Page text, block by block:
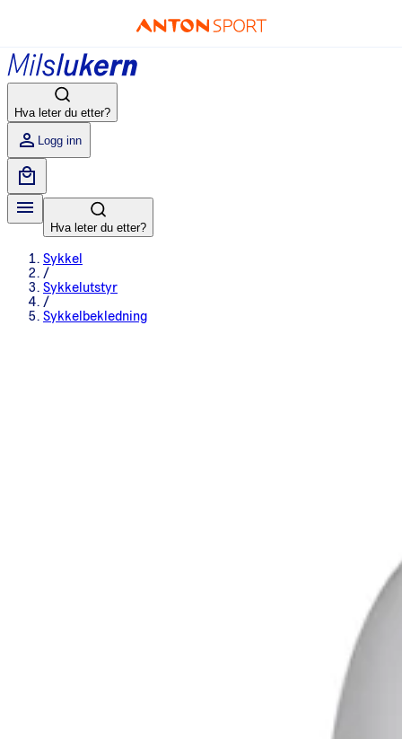
Hva leter du etter?
Logg inn
Hva leter du etter?
Sykkel
/
Sykkelutstyr
/
Sykkelbekledning